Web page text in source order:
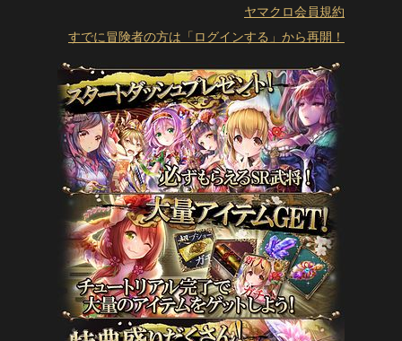
ヤマクロ会員規約
すでに冒険者の方は「ログインする」から再開！